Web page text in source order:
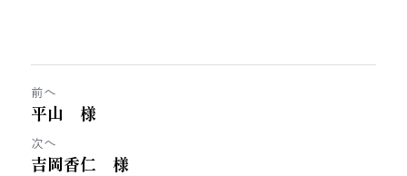
前へ
平山 様
次へ
吉岡香仁 様